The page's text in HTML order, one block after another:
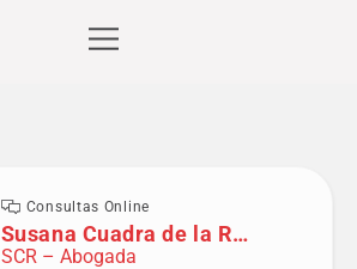
Consultas Online
Susana Cuadra de la Roca
SCR – Abogada